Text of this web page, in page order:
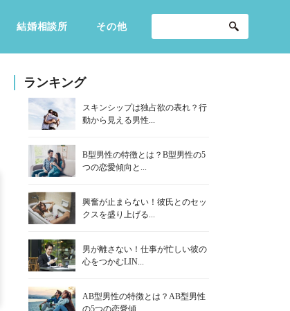
結婚相談所 その他
ランキング
スキンシップは独占欲の表れ？行
動から見える男性...
B型男性の特徴とは？B型男性の5
つの恋愛傾向と...
興奮が止まらない！彼氏とのセッ
クスを盛り上げる...
男が離さない！仕事が忙しい彼の
心をつかむLIN...
AB型男性の特徴とは？AB型男性
の5つの恋愛傾...